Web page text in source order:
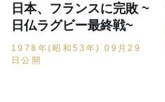
日本、フランスに完敗 ~
日仏ラグビー最終戦~
1978年(昭和53年) 09月29
日公開